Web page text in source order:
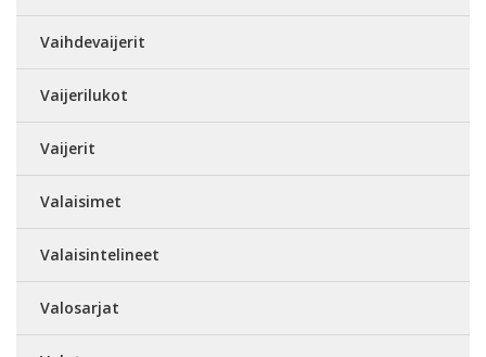
Vaihdevaijerit
Vaijerilukot
Vaijerit
Valaisimet
Valaisintelineet
Valosarjat